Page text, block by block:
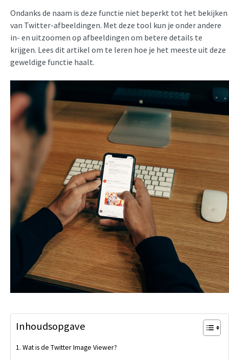
Ondanks de naam is deze functie niet beperkt tot het bekijken
van Twitter-afbeeldingen. Met deze tool kun je onder andere
in- en uitzoomen op afbeeldingen om betere details te
krijgen. Lees dit artikel om te leren hoe je het meeste uit deze
geweldige functie haalt.
Inhoudsopgave
Wat is de Twitter Image Viewer?